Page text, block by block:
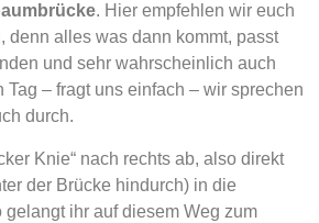
. Hier empfehlen wir euch
denn alles was dann kommt, passt
und sehr wahrscheinlich auch
Tag – fragt uns einfach – wir sprechen
durch.
Knie“ nach rechts ab, also direkt
der Brücke hindurch) in die
gelangt ihr auf diesem Weg zum